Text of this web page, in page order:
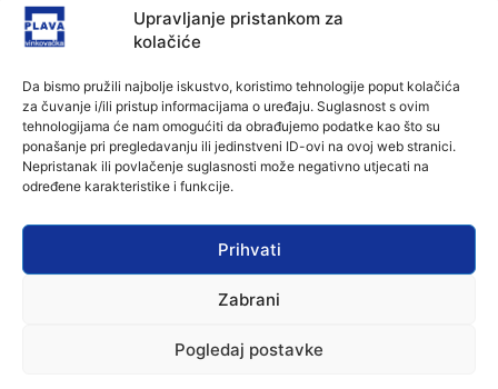
Upravljanje pristankom za
kolačiće
Da bismo pružili najbolje iskustvo, koristimo tehnologije poput kolačića
za čuvanje i/ili pristup informacijama o uređaju. Suglasnost s ovim
tehnologijama će nam omogućiti da obrađujemo podatke kao što su
ponašanje pri pregledavanju ili jedinstveni ID-ovi na ovoj web stranici.
Nepristanak ili povlačenje suglasnosti može negativno utjecati na
određene karakteristike i funkcije.
Prihvati
Zabrani
Pogledaj postavke
Aktualno
U Osijeku obilježen Dan pobjede i
domovinske zahvalnosti i Dan
hrvatskih branitelja
Ana Tokić - 4 kolovoza, 2026
POVEZANE VIJESTI
Aktualno
povijesna fikcija najtraženiji su